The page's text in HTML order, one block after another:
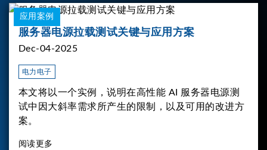
应用案例
服务器电源拉载测试关键与应用方案
Dec-04-2025
电力电子
本文将以一个实例，说明在高性能 AI 服务器电源测
试中因大斜率需求所产生的限制，以及可用的改进方
案。
阅读更多